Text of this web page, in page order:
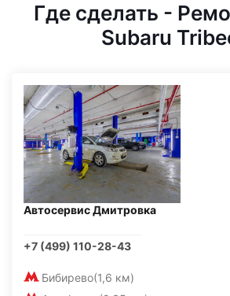
Где сделать -
Subaru
Автосервис Дмитровка
+7 (499) 110-28-43
Бибирево(1,6 км)